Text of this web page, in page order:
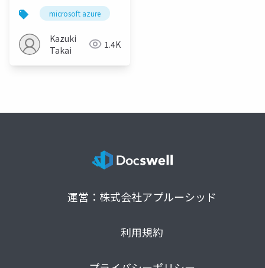
microsoft azure
Kazuki
Takai
1.4K
運営：株式会社アプルーシッド
利用規約